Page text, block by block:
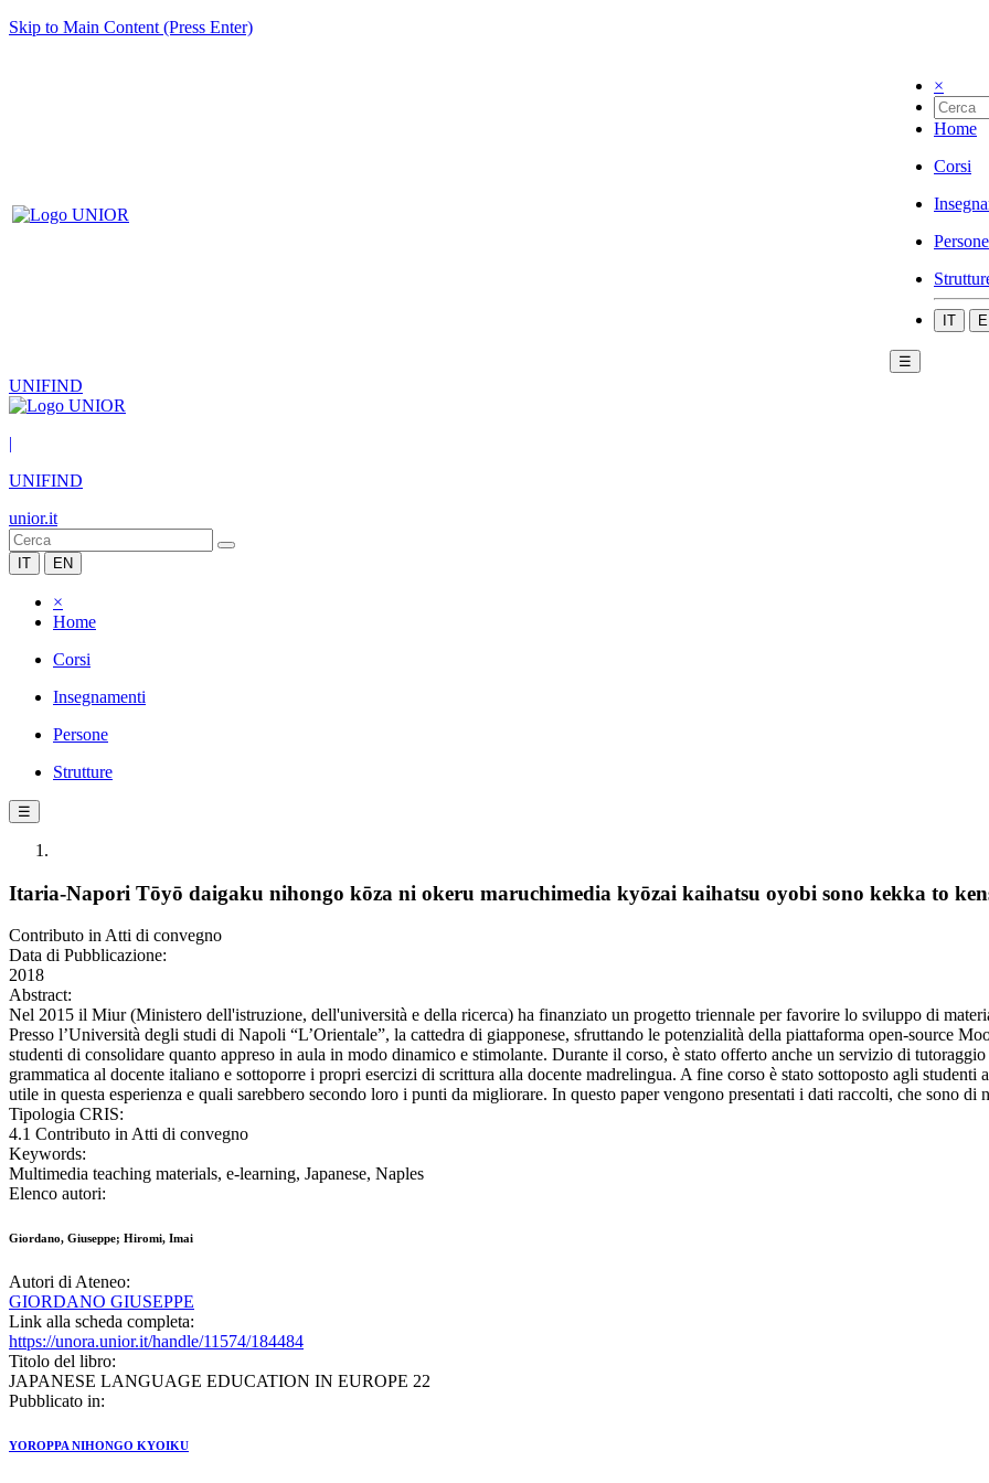
Skip to Main Content (Press Enter)
×
Home
Corsi
Persone
IT
☰
UNIFIND
|
UNIFIND
unior.it
IT EN
×
Home
Corsi
Insegnamenti
Persone
Strutture
☰
Itaria-Napori Tōyō daigaku nihongo kōza ni okeru maruchimedia kyōzai kaihatsu oyobi sono kekka to
Contributo in Atti di convegno
Data di Pubblicazione:
2018
Abstract:
Nel 2015 il Miur (Ministero dell'istruzione, dell'università e della ricerca) ha finanziato un progetto triennale per favorire lo sviluppo di
Presso l’Università degli studi di Napoli “L’Orientale”, la cattedra di giapponese, sfruttando le potenzialità della piattaforma open-source
studenti di consolidare quanto appreso in aula in modo dinamico e stimolante. Durante il corso, è stato offerto anche un servizio di
grammatica al docente italiano e sottoporre i propri esercizi di scrittura alla docente madrelingua. A fine corso è stato sottoposto agli
utile in questa esperienza e quali sarebbero secondo loro i punti da migliorare. In questo paper vengono presentati i dati raccolti, che sono
Tipologia CRIS:
4.1 Contributo in Atti di convegno
Keywords:
Multimedia teaching materials, e-learning, Japanese, Naples
Elenco autori:
Giordano, Giuseppe; Hiromi, Imai
Autori di Ateneo:
GIORDANO GIUSEPPE
Link alla scheda completa:
https://unora.unior.it/handle/11574/184484
Titolo del libro:
JAPANESE LANGUAGE EDUCATION IN EUROPE 22
Pubblicato in:
YOROPPA NIHONGO KYOIKU